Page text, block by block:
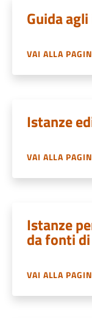
Guida
VAI ALLA
Istanze
VAI ALLA
Istanze
da fonti
VAI ALLA